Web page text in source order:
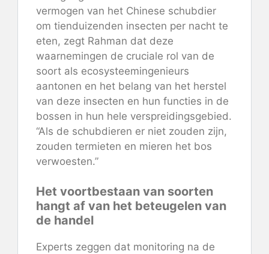
vermogen van het Chinese schubdier
om tienduizenden insecten per nacht te
eten, zegt Rahman dat deze
waarnemingen de cruciale rol van de
soort als ecosysteemingenieurs
aantonen en het belang van het herstel
van deze insecten en hun functies in de
bossen in hun hele verspreidingsgebied.
“Als de schubdieren er niet zouden zijn,
zouden termieten en mieren het bos
verwoesten.”
Het voortbestaan ​​van soorten
hangt af van het beteugelen van
de handel
Experts zeggen dat monitoring na de